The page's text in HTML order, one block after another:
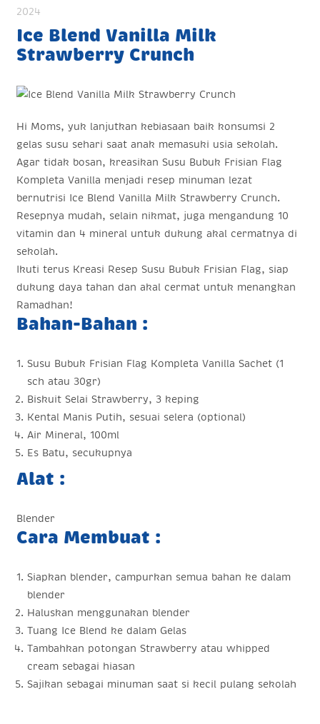
2024
Ice Blend Vanilla Milk
Strawberry Crunch
Hi Moms, yuk lanjutkan kebiasaan baik konsumsi 2
gelas susu sehari saat anak memasuki usia sekolah.
Agar tidak bosan, kreasikan Susu Bubuk Frisian Flag
Kompleta Vanilla menjadi resep minuman lezat
bernutrisi Ice Blend Vanilla Milk Strawberry Crunch.
Resepnya mudah, selain nikmat, juga mengandung 10
vitamin dan 4 mineral untuk dukung akal cermatnya di
sekolah.
Ikuti terus Kreasi Resep Susu Bubuk Frisian Flag, siap
dukung daya tahan dan akal cermat untuk menangkan
Ramadhan!
Bahan-Bahan :
Susu Bubuk Frisian Flag Kompleta Vanilla Sachet (1
sch atau 30gr)
Biskuit Selai Strawberry, 3 keping
Kental Manis Putih, sesuai selera (optional)
Air Mineral, 100ml
Es Batu, secukupnya
Alat :
Blender
Cara Membuat :
Siapkan blender, campurkan semua bahan ke dalam
blender
Haluskan menggunakan blender
Tuang Ice Blend ke dalam Gelas
Tambahkan potongan Strawberry atau whipped
cream sebagai hiasan
Sajikan sebagai minuman saat si kecil pulang sekolah